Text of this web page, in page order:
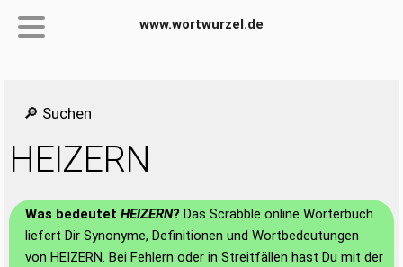
www.wortwurzel.de
🔎 Suchen
HEIZERN
Was bedeutet HEIZERN? Das Scrabble online Wörterbuch
liefert Dir Synonyme, Definitionen und Wortbedeutungen
von HEIZERN. Bei Fehlern oder in Streitfällen hast Du mit der